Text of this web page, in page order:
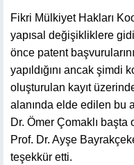
Fikri Mülkiyet Hakları
yapısal değişikliklere
önce patent
yapıldığını ancak
oluşturulan kayıt
alanında elde edilen bu
Dr. Ömer Çomaklı başta
Prof. Dr. Ayşe
teşekkür etti.